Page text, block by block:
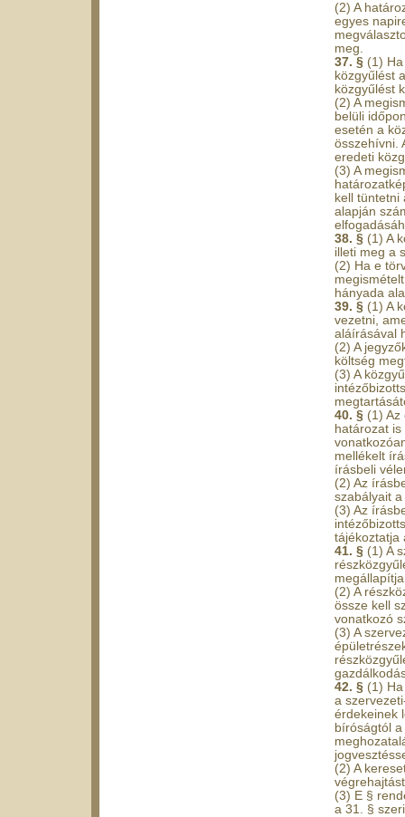
(2) A
egyes
meg.
37. § (1)
közgyűlést
közgyűlést
(2) A
belüli
esetén a
összehívni.
eredeti
(3) A
kell tüntetni
alapján
38. § (1) A
illeti meg a
(2) Ha e
hányada
39. § (1) A
vezetni,
aláírásával
(2) A
költség
(3) A
40. § (1) Az
határozat
mellékelt
írásbeli
(2) Az
szabályait
(3) Az
tájékoztatja
41. § (1) A
(2) A
össze kell
vonatkozó
(3) A
42. § (1)
a
érdekeinek
bíróságtól
(2) A
(3) E §
a 31. §